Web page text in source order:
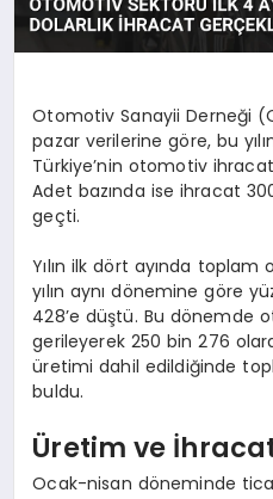
Otomotiv Sanayii Derneği
pazar verilerine göre, bu
Türkiye’nin otomotiv
Adet bazında ise ihracat
geçti.
Yılın ilk dört ayında
yılın aynı dönemine göre
428’e düştü. Bu dönemde
gerileyerek 250 bin 276
üretimi dahil edildiğinde
buldu.
Üretim ve
Ocak-nisan döneminde